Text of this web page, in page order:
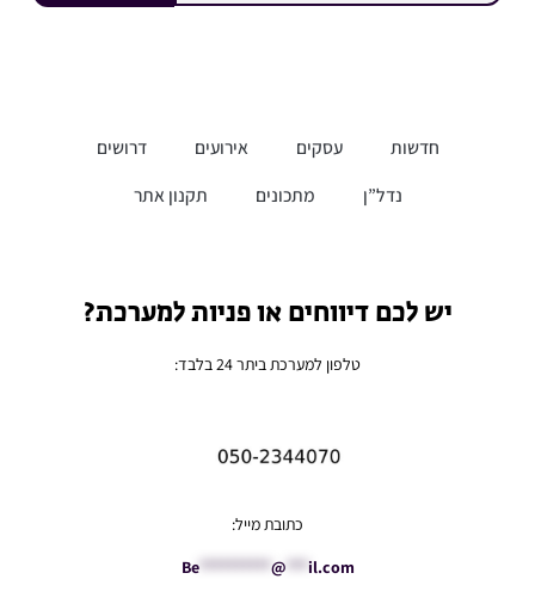
חדשות עסקים אירועים
דרושים
נדל”ן
מתכונים תקנון אתר
יש לכם דיווחים או פניות למערכת?
טלפון למערכת ביתר 24 בלבד:
כתובת מייל:
Be********** @ *** il.com